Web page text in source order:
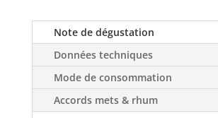
Note de dégustation
Données techniques
Mode de consommation
Accords mets & rhum